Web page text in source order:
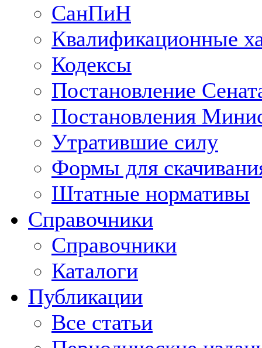
СанПиН
Квалификационные
Кодексы
Постановление
Постановления
Утратившие силу
Формы для
Штатные нормативы
Справочники
Справочники
Каталоги
Публикации
Все статьи